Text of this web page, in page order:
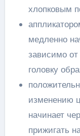
хлопковым
медленно
зависимо
головку
изменению
начинает
прижигать